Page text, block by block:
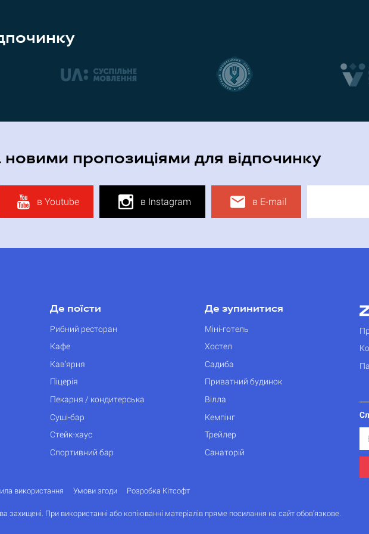
новими пропозиціями для відпочинку
в Youtube в Instagram в E-mail
Де поїсти
Рибний ресторан
Кафе
Кав’ярня
Піцерія
Пекарня / кондитерська
Суші-бар
Стейк-хаус
Спортивний бар
Де зупинитися
Міні-готель
Хостел
Садиба
Приватний будинок
Вілла
Кемпінг
Трейлер
Санаторій
використання Умови згоди Розробка Кітсофт
захищені. При використанні або копіюванні матеріалів пряме посилання на сайт обов'язкове.